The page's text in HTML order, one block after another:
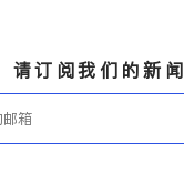
请订阅我们的新闻